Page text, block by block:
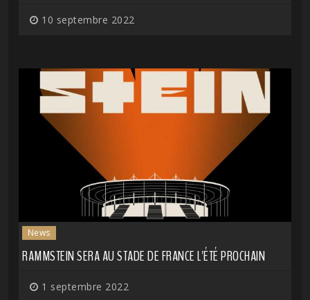
10 septembre 2022
News
RAMMSTEIN SERA AU STADE DE FRANCE L'ÉTÉ PROCHAIN
1 septembre 2022